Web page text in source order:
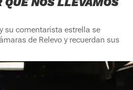
su comentarista estrella se
de Relevo y recuerdan sus